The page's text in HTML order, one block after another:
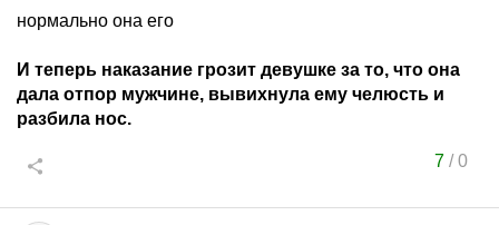
нормально она его
И теперь наказание грозит девушке за то, что она
дала отпор мужчине, вывихнула ему челюсть и
разбила нос.
7/0